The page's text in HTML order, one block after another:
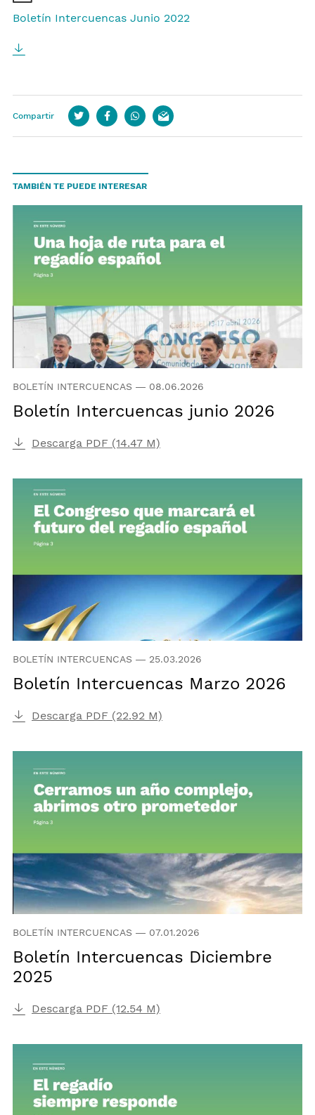
Boletín Intercuencas Junio 2022
Compartir TwitterFacebookwhatsapp
email
TAMBIÉN TE PUEDE INTERESAR
BOLETÍN INTERCUENCAS — 08.06.2026
Boletín Intercuencas junio 2026
Descarga PDF (14.47 M)
BOLETÍN INTERCUENCAS — 25.03.2026
Boletín Intercuencas Marzo 2026
Descarga PDF (22.92 M)
BOLETÍN INTERCUENCAS — 07.01.2026
Boletín Intercuencas Diciembre
2025
Descarga PDF (12.54 M)